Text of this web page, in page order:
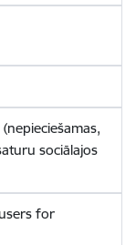
sociālajos
for